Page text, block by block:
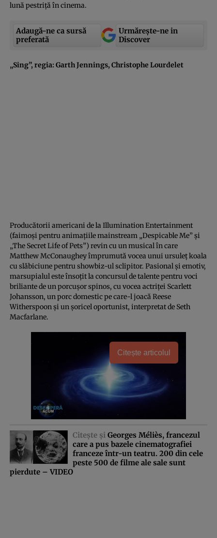
lună pestriţă în cinema.
Adaugă-ne ca sursă
preferată
Urmărește-ne in
Discover
„Sing”, regia: Garth Jennings, Christophe Lourdelet
Producătorii americani de la Illumination Entertainment
(faimoşi pentru animaţiile mainstream „Despicable Me” şi
„The Secret Life of Pets”) revin cu un musical în care
Matthew McConaughey împrumută vocea unui ursuleţ koala
cu slăbiciune pentru showbiz-ul sclipitor. Pasional şi emotiv,
marsupialul este însoţit la concursul de talente pentru voci
briliante de un porcuşor spinos, cu vocea actriţei Scarlett
Johansson, un porc domestic pe care-l joacă Reese
Witherspoon şi un şoricel oportunist, interpretat de Seth
Macfarlane.
Citește articolul
Citeşte şi Georges Méliès, francezul
care a pus bazele cinematografiei
franceze într-un teatru. 200 din cele
peste 500 de filme ale sale sunt
pierdute – VIDEO